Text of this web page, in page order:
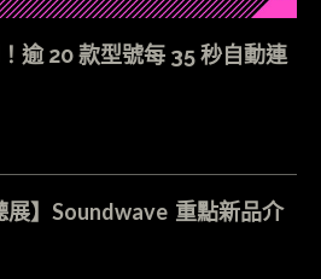
逾 20 款型號每 35 秒自動連
展】Soundwave 重點新品介